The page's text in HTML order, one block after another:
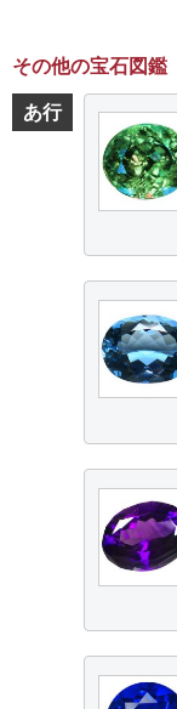
その他の宝石図鑑
あ行